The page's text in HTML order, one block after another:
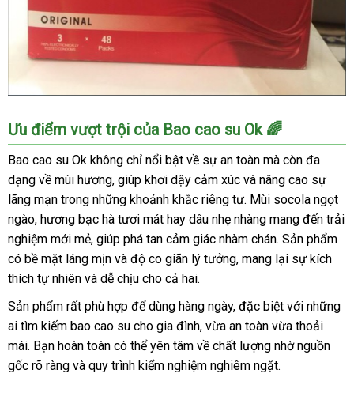
Bao
cao
su
an
toàn
chất
lượng
giá
tốt
khoái
cảm
Ưu điểm vượt trội của Bao cao su Ok 🌈
Bao cao su Ok không chỉ nổi bật về sự an toàn mà còn đa
dạng về mùi hương, giúp khơi dậy cảm xúc và nâng cao sự
lãng mạn trong những khoảnh khắc riêng tư. Mùi socola ngọt
ngào, hương bạc hà tươi mát hay dâu nhẹ nhàng mang đến trải
nghiệm mới mẻ, giúp phá tan cảm giác nhàm chán. Sản phẩm
có bề mặt láng mịn và độ co giãn lý tưởng, mang lại sự kích
thích tự nhiên và dễ chịu cho cả hai.
Sản phẩm rất phù hợp để dùng hàng ngày, đặc biệt với những
ai tìm kiếm bao cao su cho gia đình, vừa an toàn vừa thoải
mái. Bạn hoàn toàn có thể yên tâm về chất lượng nhờ nguồn
gốc rõ ràng và quy trình kiểm nghiệm nghiêm ngặt.